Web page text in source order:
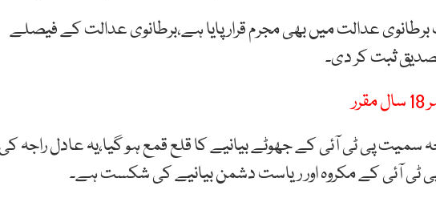
عدالت میں بھی مجرم قرار پایا ہے،برطانوی عدالت کے فیصلے
ثبت کر دی۔
پی ٹی آئی کے جھوٹے بیانیے کا قلع قمع ہو گیا،یہ عادل راجہ
ٹی آئی کے مکروہ اور ریاست دشمن بیانیے کی شکست ہے۔